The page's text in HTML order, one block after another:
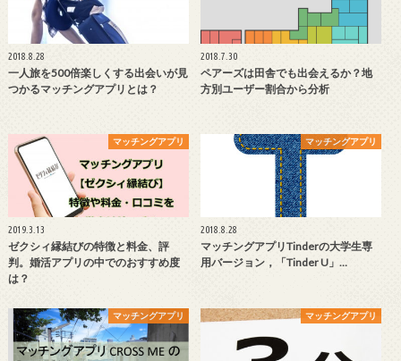
2018.8.28
一人旅を500倍楽しくする出会いが見
つかるマッチングアプリとは？
2018.7.30
ペアーズは田舎でも出会えるか？地
方別ユーザー割合から分析
マッチングアプリ
2019.3.13
ゼクシィ縁結びの特徴と料金、評
判。婚活アプリの中でのおすすめ度
は？
マッチングアプリ
2018.8.28
マッチングアプリTinderの大学生専
用バージョン，「Tinder U」…
マッチングアプリ マッチングアプリ